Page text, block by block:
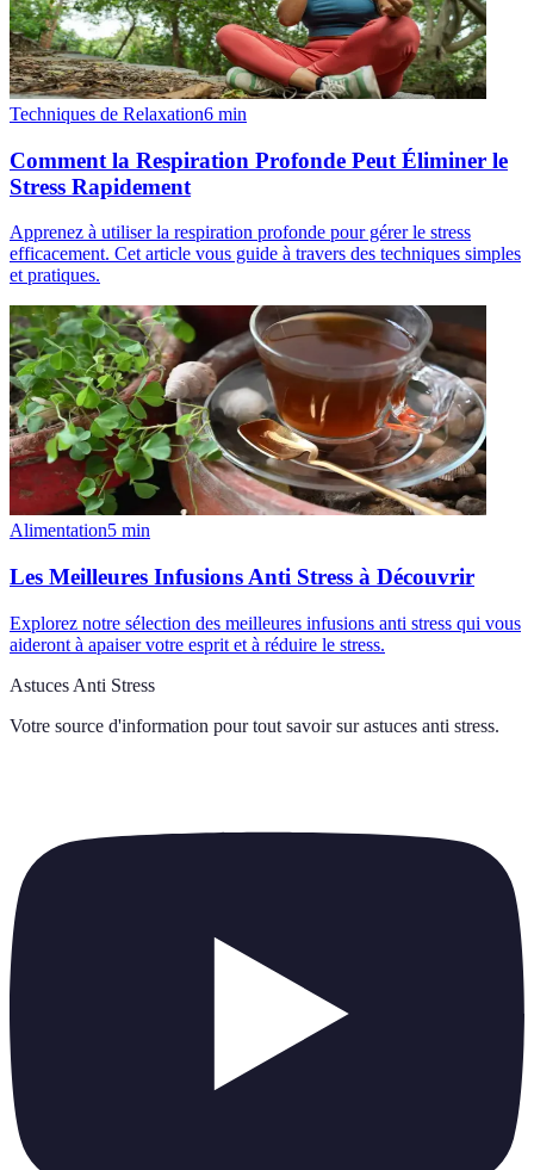
Techniques de Relaxation6 min
Comment la Respiration Profonde Peut Éliminer le
Stress Rapidement
Apprenez à utiliser la respiration profonde pour gérer le stress
efficacement. Cet article vous guide à travers des techniques simples
et pratiques.
Alimentation5 min
Les Meilleures Infusions Anti Stress à Découvrir
Explorez notre sélection des meilleures infusions anti stress qui vous
aideront à apaiser votre esprit et à réduire le stress.
Astuces Anti Stress
Votre source d'information pour tout savoir sur astuces anti stress.